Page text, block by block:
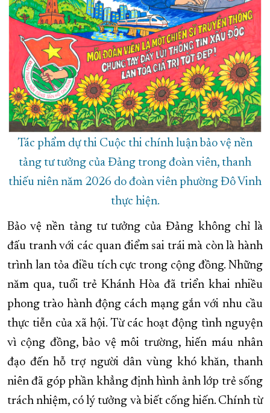
Tác phẩm dự thi Cuộc thi chính luận bảo vệ nền
tảng tư tưởng của Đảng trong đoàn viên, thanh
thiếu niên năm 2026 do đoàn viên phường Đô Vinh
thực hiện.
Bảo vệ nền tảng tư tưởng của Đảng không chỉ là
đấu tranh với các quan điểm sai trái mà còn là hành
trình lan tỏa điều tích cực trong cộng đồng. Những
năm qua, tuổi trẻ Khánh Hòa đã triển khai nhiều
phong trào hành động cách mạng gắn với nhu cầu
thực tiễn của xã hội. Từ các hoạt động tình nguyện
vì cộng đồng, bảo vệ môi trường, hiến máu nhân
đạo đến hỗ trợ người dân vùng khó khăn, thanh
niên đã góp phần khẳng định hình ảnh lớp trẻ sống
trách nhiệm, có lý tưởng và biết cống hiến. Chính từ